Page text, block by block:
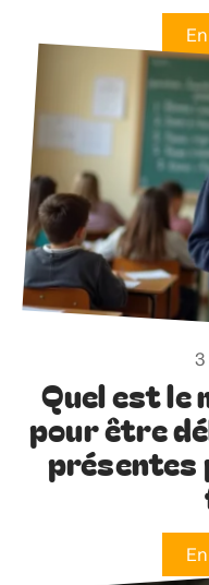
3
Quel est le
pour être
présentes